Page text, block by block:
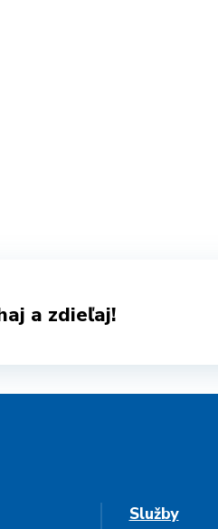
a zdieľaj!
Služby